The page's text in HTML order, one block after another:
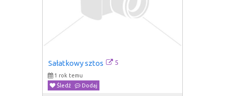
Sałatkowy sztos 5
1 rok temu
Śledź
Dodaj